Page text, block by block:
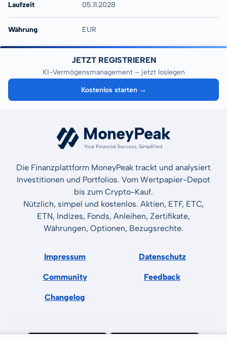
Laufzeit 05.11.2028
Währung EUR
JETZT REGISTRIEREN
KI-Vermögensmanagement – jetzt loslegen
Kostenlos starten →
Die Finanzplattform MoneyPeak trackt und analysiert
Investitionen und Portfolios. Vom Wertpapier-Depot
bis zum Crypto-Kauf.
Nützlich, simpel und kostenlos. Aktien, ETF, ETC,
ETN, Indizes, Fonds, Anleihen, Zertifikate,
Währungen, Optionen, Bezugsrechte.
Impressum Datenschutz
Community Feedback
Changelog